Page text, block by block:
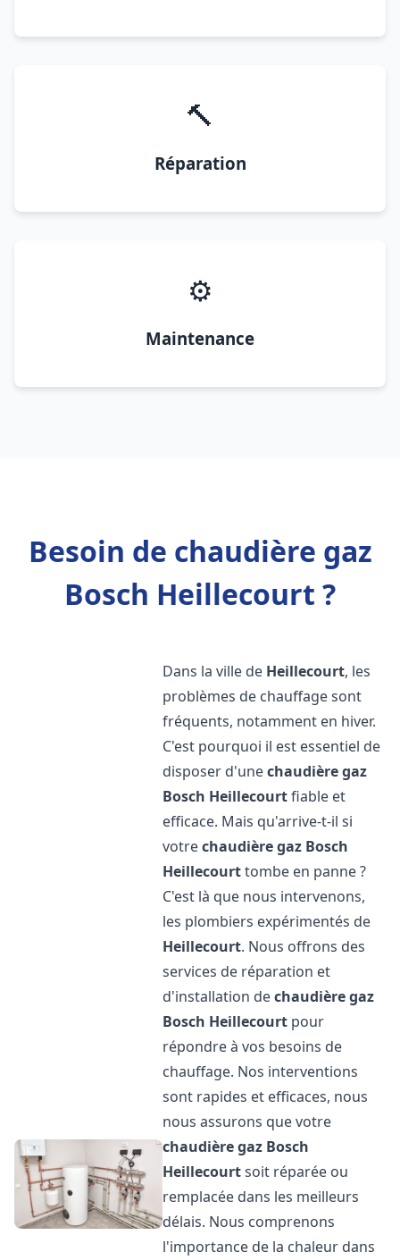
🔨
Réparation
⚙️
Maintenance
Besoin de chaudière gaz
Bosch Heillecourt ?
Dans la ville de Heillecourt, les
problèmes de chauffage sont
fréquents, notamment en hiver.
C'est pourquoi il est essentiel de
disposer d'unechaudière gaz
Bosch Heillecourtfiable et
efficace. Mais qu'arrive-t-il si
votrechaudière gaz Bosch
Heillecourttombe en panne ?
C'est là que nous intervenons,
les plombiers expérimentés de
Heillecourt. Nous offrons des
services de réparation et
d'installation dechaudière gaz
Bosch Heillecourt pour
répondre à vos besoins de
chauffage. Nos interventions
sont rapides et efficaces, nous
nous assurons que votre
chaudière gaz Bosch
Heillecourtsoit réparée ou
remplacée dans les meilleurs
délais. Nous comprenons
l'importance de la chaleur dans